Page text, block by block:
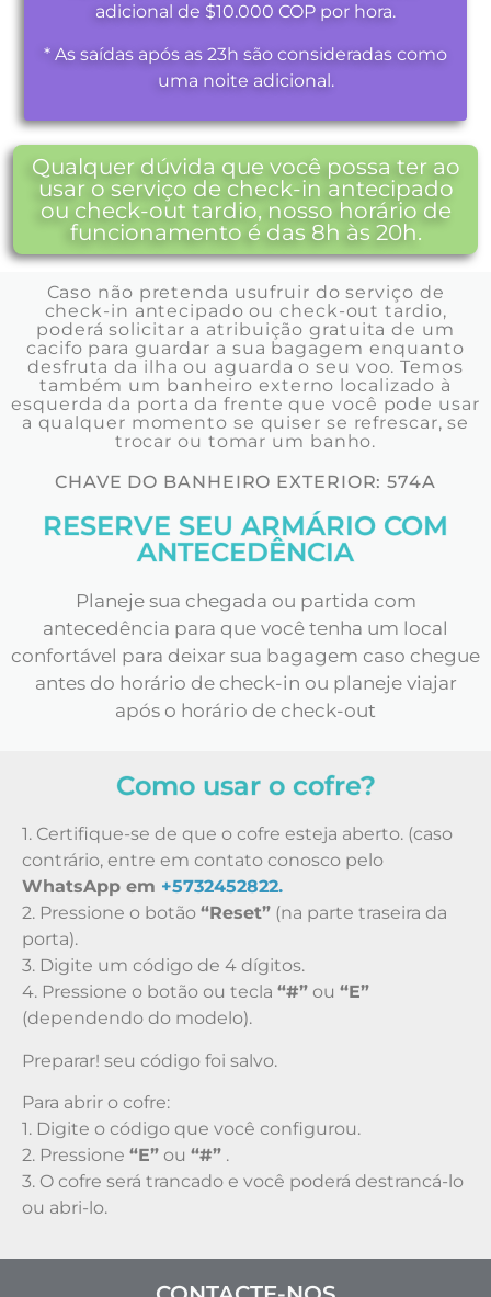
adicional de $10.000 COP por hora.
* As saídas após as 23h são consideradas como
uma noite adicional.
Qualquer dúvida que você possa ter ao
usar o serviço de check-in antecipado
ou check-out tardio, nosso horário de
funcionamento é das 8h às 20h.
Caso não pretenda usufruir do serviço de
check-in antecipado ou check-out tardio,
poderá solicitar a atribuição gratuita de um
cacifo para guardar a sua bagagem enquanto
desfruta da ilha ou aguarda o seu voo. Temos
também um banheiro externo localizado à
esquerda da porta da frente que você pode usar
a qualquer momento se quiser se refrescar, se
trocar ou tomar um banho.
CHAVE DO BANHEIRO EXTERIOR: 574A
RESERVE SEU ARMÁRIO COM
ANTECEDÊNCIA
Planeje sua chegada ou partida com
antecedência para que você tenha um local
confortável para deixar sua bagagem caso chegue
antes do horário de check-in ou planeje viajar
após o horário de check-out
Como usar o cofre?
1. Certifique-se de que o cofre esteja aberto. (caso
contrário, entre em contato conosco pelo
WhatsApp em +5732452822.
2. Pressione o botão “Reset” (na parte traseira da
porta).
3. Digite um código de 4 dígitos.
4. Pressione o botão ou tecla “#” ou “E”
(dependendo do modelo).
Preparar! seu código foi salvo.
Para abrir o cofre:
1. Digite o código que você configurou.
2. Pressione “E” ou “#” .
3. O cofre será trancado e você poderá destrancá-lo
ou abri-lo.